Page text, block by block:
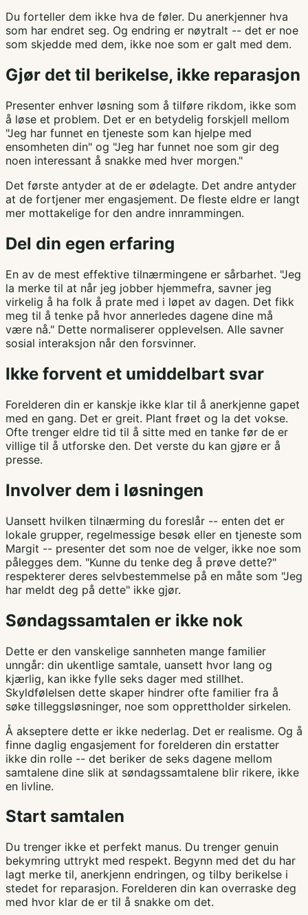
Du forteller dem ikke hva de føler. Du anerkjenner hva
som har endret seg. Og endring er nøytralt -- det er noe
som skjedde med dem, ikke noe som er galt med dem.
Gjør det til berikelse, ikke reparasjon
Presenter enhver løsning som å tilføre rikdom, ikke som
å løse et problem. Det er en betydelig forskjell mellom
"Jeg har funnet en tjeneste som kan hjelpe med
ensomheten din" og "Jeg har funnet noe som gir deg
noen interessant å snakke med hver morgen."
Det første antyder at de er ødelagte. Det andre antyder
at de fortjener mer engasjement. De fleste eldre er langt
mer mottakelige for den andre innrammingen.
Del din egen erfaring
En av de mest effektive tilnærmingene er sårbarhet. "Jeg
la merke til at når jeg jobber hjemmefra, savner jeg
virkelig å ha folk å prate med i løpet av dagen. Det fikk
meg til å tenke på hvor annerledes dagene dine må
være nå." Dette normaliserer opplevelsen. Alle savner
sosial interaksjon når den forsvinner.
Ikke forvent et umiddelbart svar
Forelderen din er kanskje ikke klar til å anerkjenne gapet
med en gang. Det er greit. Plant frøet og la det vokse.
Ofte trenger eldre tid til å sitte med en tanke før de er
villige til å utforske den. Det verste du kan gjøre er å
presse.
Involver dem i løsningen
Uansett hvilken tilnærming du foreslår -- enten det er
lokale grupper, regelmessige besøk eller en tjeneste som
Margit -- presenter det som noe de velger, ikke noe som
pålegges dem. "Kunne du tenke deg å prøve dette?"
respekterer deres selvbestemmelse på en måte som "Jeg
har meldt deg på dette" ikke gjør.
Søndagssamtalen er ikke nok
Dette er den vanskelige sannheten mange familier
unngår: din ukentlige samtale, uansett hvor lang og
kjærlig, kan ikke fylle seks dager med stillhet.
Skyldfølelsen dette skaper hindrer ofte familier fra å
søke tilleggsløsninger, noe som opprettholder sirkelen.
Å akseptere dette er ikke nederlag. Det er realisme. Og å
finne daglig engasjement for forelderen din erstatter
ikke din rolle -- det beriker de seks dagene mellom
samtalene dine slik at søndagssamtalene blir rikere, ikke
en livline.
Start samtalen
Du trenger ikke et perfekt manus. Du trenger genuin
bekymring uttrykt med respekt. Begynn med det du har
lagt merke til, anerkjenn endringen, og tilby berikelse i
stedet for reparasjon. Forelderen din kan overraske deg
med hvor klar de er til å snakke om det.